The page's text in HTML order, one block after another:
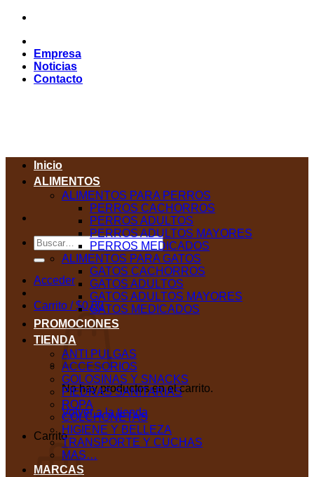
Saltar
contenido
Empresa
Noticias
Contacto
Buscar
por:
Acceder
Carrito /$0,00
No hay productos en el carrito.
Volver a la tienda
Carrito
Inicio
ALIMENTOS
ALIMENTOS PARA PERROS
PERROS CACHORROS
PERROS ADULTOS
PERROS ADULTOS MAYORES
PERROS MEDICADOS
ALIMENTOS PARA GATOS
GATOS CACHORROS
GATOS ADULTOS
GATOS ADULTOS MAYORES
GATOS MEDICADOS
PROMOCIONES
TIENDA
ANTI PULGAS
ACCESORIOS
GOLOSINAS Y SNACKS
PIEDRAS SANITARIAS
ROPA
COLCHONETAS
HIGIENE Y BELLEZA
TRANSPORTE Y CUCHAS
MAS…
MARCAS